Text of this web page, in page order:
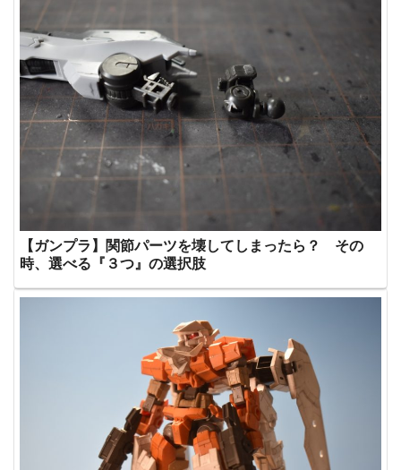
【ガンプラ】関節パーツを壊してしまったら？ その
時、選べる『３つ』の選択肢